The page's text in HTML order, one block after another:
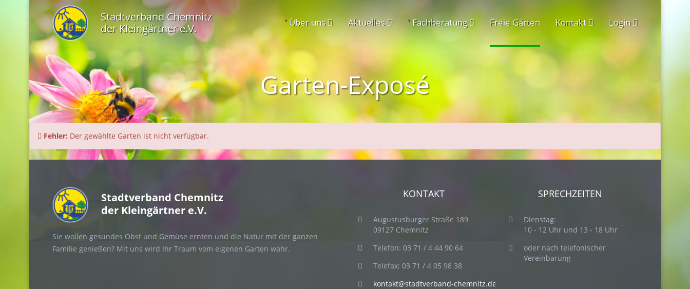
Stadtverband Chemnitz
der Kleingärtner e.V.
•Über uns Aktuelles •Fachberatung Freie Gärten Kontakt Login
Garten-Exposé
Fehler: Der gewählte Garten ist nicht verfügbar.
Stadtverband Chemnitz
der Kleingärtner e.V.
Sie wollen gesundes Obst und Gemüse ernten und die Natur mit der ganzen
Familie genießen? Mit uns wird Ihr Traum vom eigenen Garten wahr.
KONTAKT
Augustusburger Straße 189
09127 Chemnitz
Telefon: 03 71 / 4 44 90 64
Telefax: 03 71 / 4 05 98 38
kontakt@stadtverband-chemnitz.de
SPRECHZEITEN
Dienstag:
10 - 12 Uhr und 13 - 18 Uhr
oder nach telefonischer
Vereinbarung